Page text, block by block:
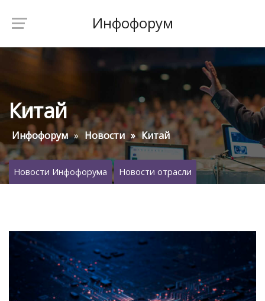
Инфофорум
Китай
Инфофорум Новости Китай
Новости Инфофорума Новости отрасли